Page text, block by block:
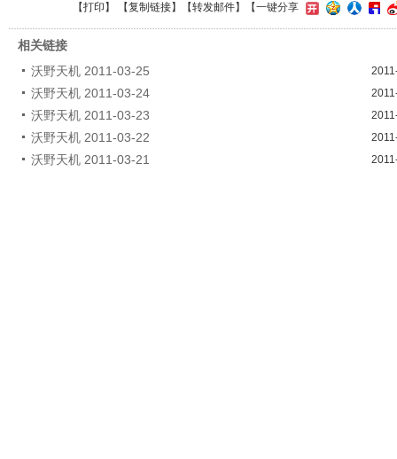
【打印 】 【复制链接】【转发邮件】 【一键分享
相关链接
沃野天机 2011-03-25
沃野天机 2011-03-24
沃野天机 2011-03-23
沃野天机 2011-03-22
沃野天机 2011-03-21